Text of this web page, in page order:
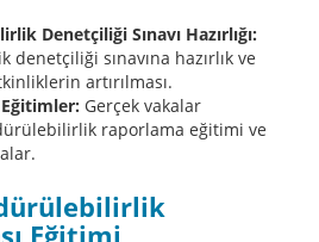
Denetçiliği Sınavı Hazırlığı:
sınavına hazırlık ve
artırılması.
Gerçek vakalar
raporlama eğitimi ve